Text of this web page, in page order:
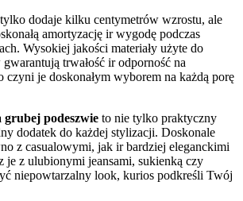
dodaje kilku centymetrów wzrostu, ale
amortyzację ir wygodę podczas
Wysokiej jakości materiały użyte do
trwałość ir odporność na
czyni je doskonałym wyborem na każdą porę
grubej podeszwie to nie tylko praktyczny
dodatek do każdej stylizacji. Doskonale
z casualowymi, jak ir bardziej eleganckimi
je z ulubionymi jeansami, sukienką czy
niepowtarzalny look, kurios podkreśli Twój